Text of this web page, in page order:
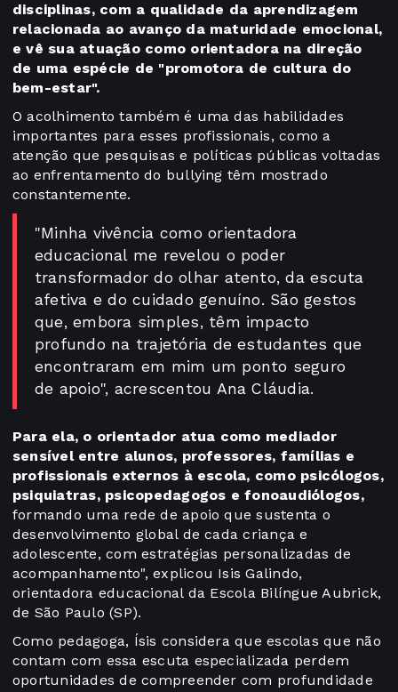
disciplinas, com a qualidade da aprendizagem
relacionada ao avanço da maturidade emocional,
e vê sua atuação como orientadora na direção
de uma espécie de "promotora de cultura do
bem-estar".
O acolhimento também é uma das habilidades
importantes para esses profissionais, como a
atenção que pesquisas e políticas públicas voltadas
ao enfrentamento do bullying têm mostrado
constantemente.
"Minha vivência como orientadora
educacional me revelou o poder
transformador do olhar atento, da escuta
afetiva e do cuidado genuíno. São gestos
que, embora simples, têm impacto
profundo na trajetória de estudantes que
encontraram em mim um ponto seguro
de apoio", acrescentou Ana Cláudia.
Para ela, o orientador atua como mediador
sensível entre alunos, professores, famílias e
profissionais externos à escola, como psicólogos,
psiquiatras, psicopedagogos e fonoaudiólogos,
formando uma rede de apoio que sustenta o
desenvolvimento global de cada criança e
adolescente, com estratégias personalizadas de
acompanhamento", explicou Isis Galindo,
orientadora educacional da Escola Bilíngue Aubrick,
de São Paulo (SP).
Como pedagoga, Ísis considera que escolas que não
contam com essa escuta especializada perdem
oportunidades de compreender com profundidade